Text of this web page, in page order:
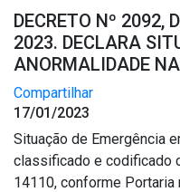
DECRETO Nº 2092,
2023. DECLARA
ANORMALIDADE
Compartilhar
17/01/2023
Situação de Emergência
classificado e codificado
14110, conforme